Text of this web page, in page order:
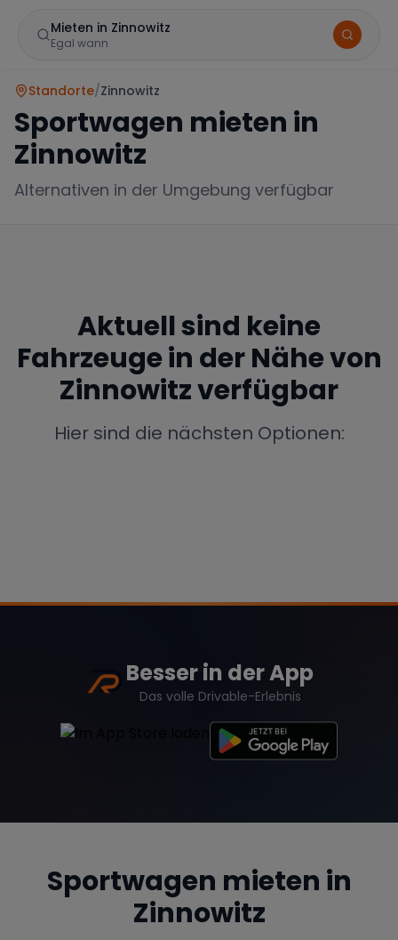
Mieten in Zinnowitz
Egal wann
Mercedes BMW Audi
Tesla Chevrolet Dodge
Bentley Rolls Royce Aston Martin
Range Rover
Standorte/Zinnowitz
Sportwagen mieten in
Zinnowitz
Alternativen in der Umgebung verfügbar
Aktuell sind keine
Fahrzeuge in der Nähe von
Zinnowitzverfügbar
Hier sind die nächsten Optionen:
Besser in der App
Das volle Drivable-Erlebnis
Sportwagen mieten in
Zinnowitz